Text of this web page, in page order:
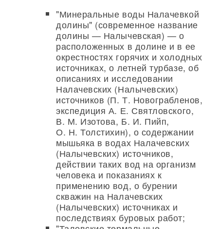
"Минеральные воды Налачевкой
долины" (современное название
долины — Налычевская) — о
расположенных в долине и в ее
окрестностях горячих и холодных
источниках, о летней турбазе, об
описаниях и исследовании
Налачевских (Налычевских)
источников (П. Т. Новограбленов,
экспедиция А. Е. Святловского,
В. М. Изотова, Б. И. Пийп,
О. Н. Толстихин), о содержании
мышьяка в водах Налачевских
(Налычевских) источников,
действии таких вод на организм
человека и показаниях к
применению вод, о бурении
скважин на Налачевских
(Налычевских) источниках и
последствиях буровых работ;